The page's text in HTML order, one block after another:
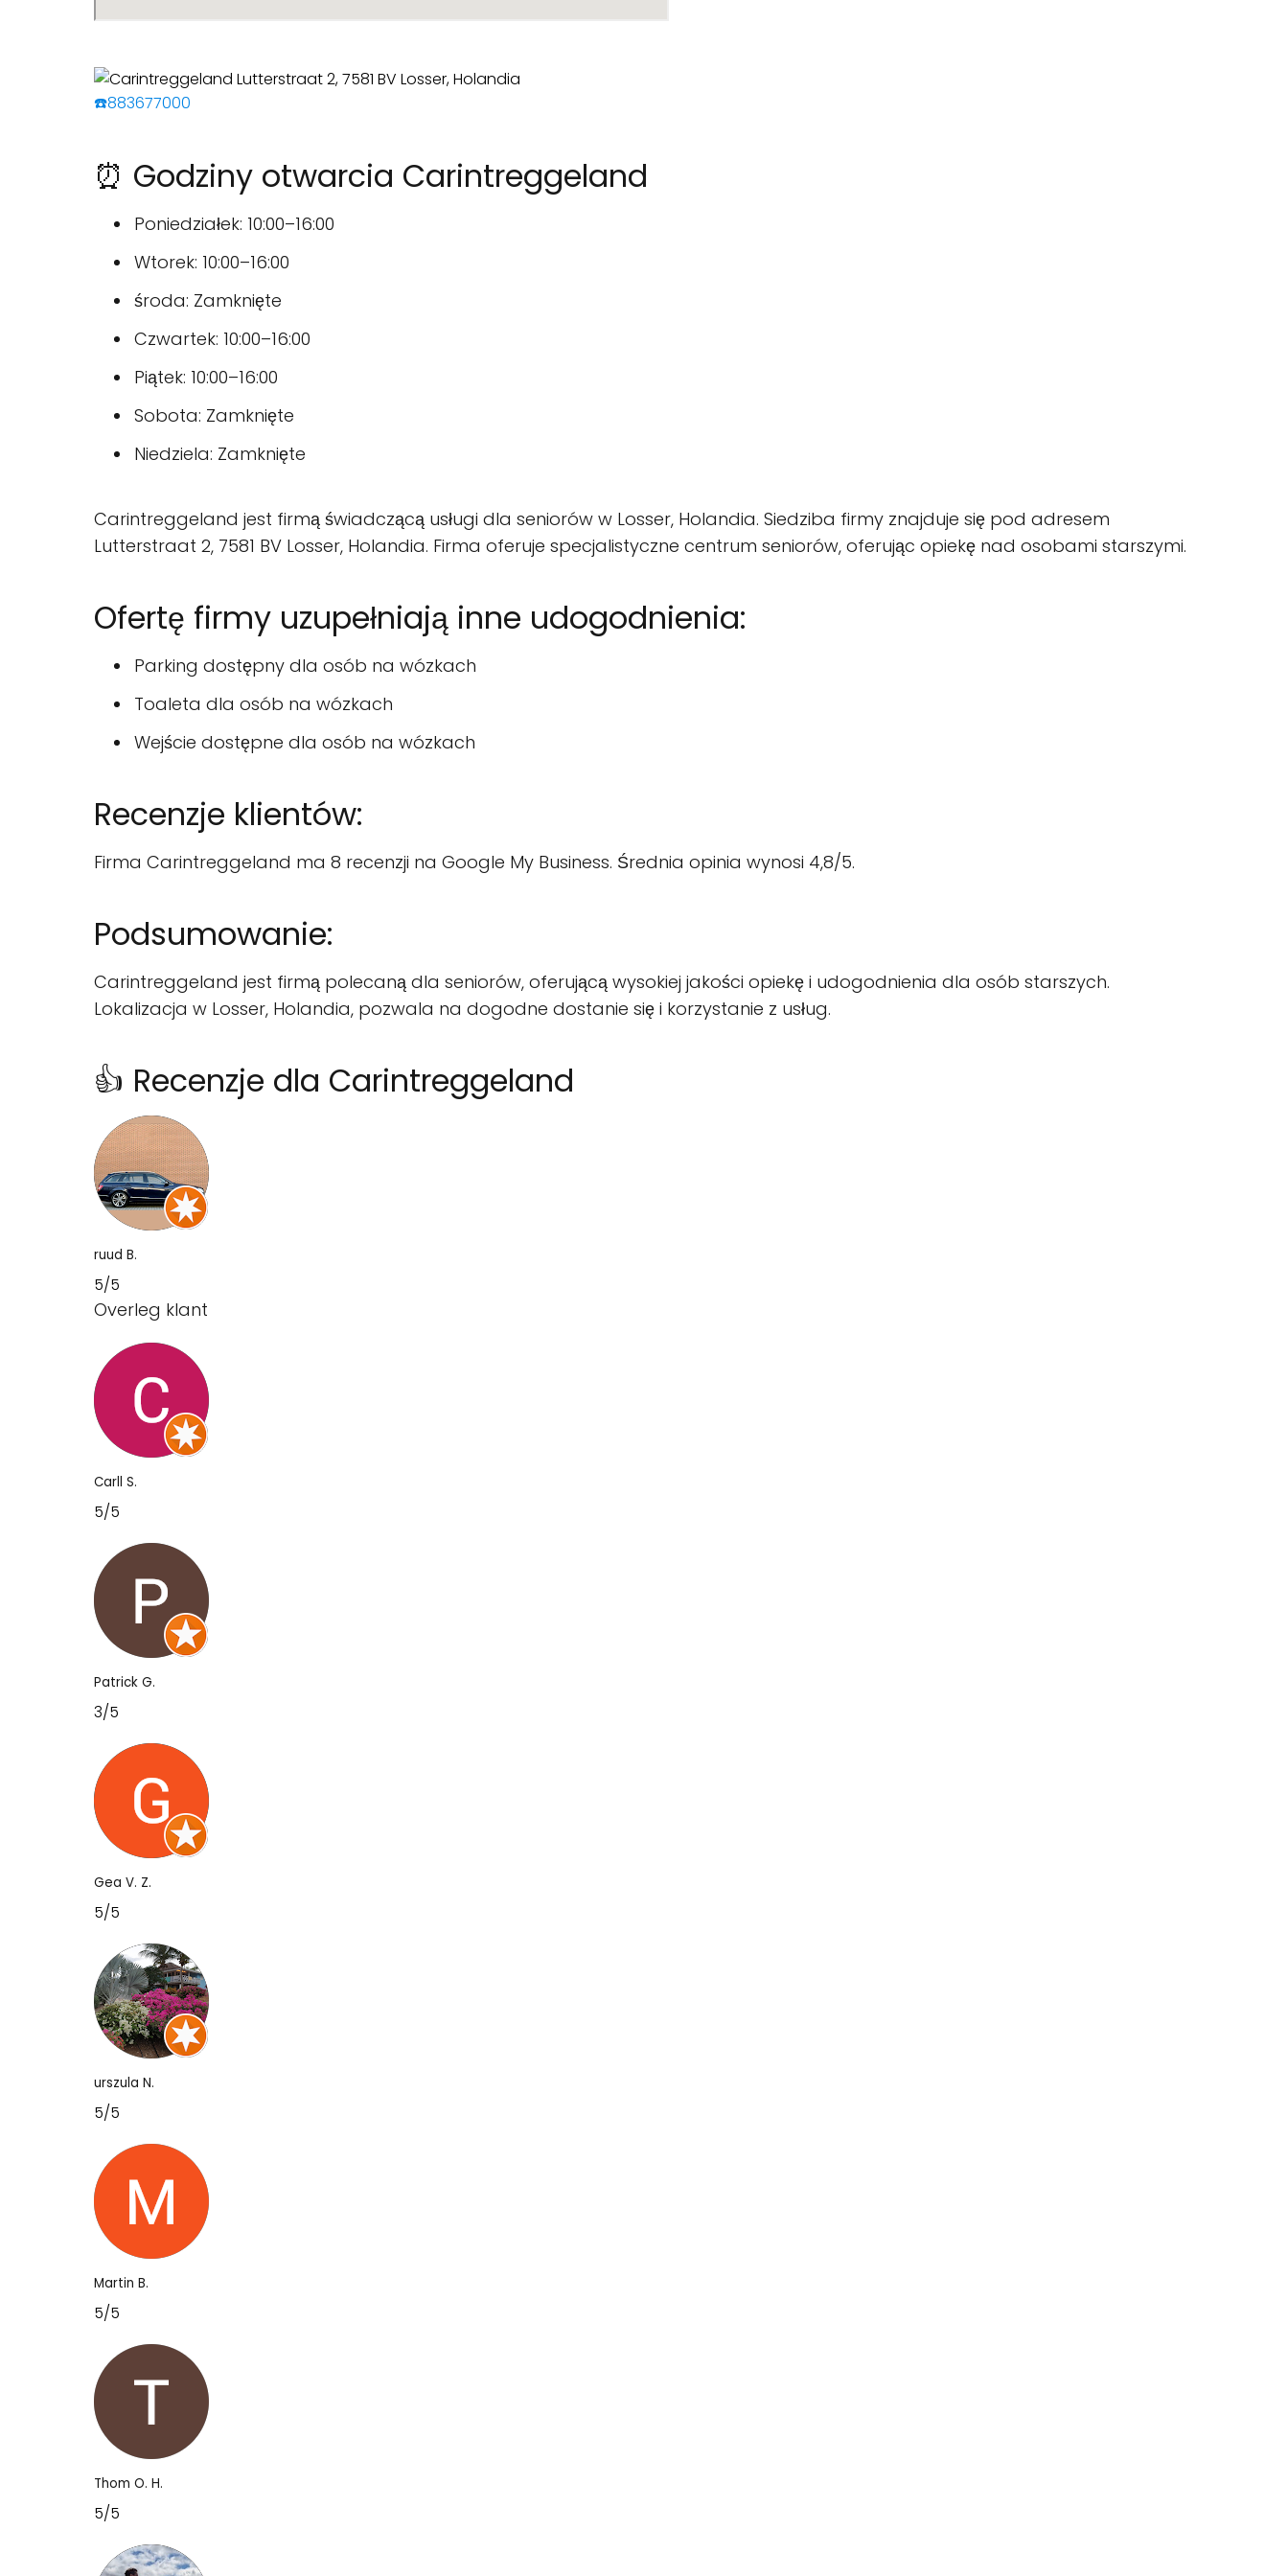
☎️883677000
⏰ Godziny otwarcia Carintreggeland
Poniedziałek: 10:00–16:00
Wtorek: 10:00–16:00
środa: Zamknięte
Czwartek: 10:00–16:00
Piątek: 10:00–16:00
Sobota: Zamknięte
Niedziela: Zamknięte
Carintreggeland jest firmą świadczącą usługi dla seniorów w Losser, Holandia. Siedziba firmy znajduje się pod adresem
Lutterstraat 2, 7581 BV Losser, Holandia. Firma oferuje specjalistyczne centrum seniorów, oferując opiekę nad osobami starszymi.
Ofertę firmy uzupełniają inne udogodnienia:
Parking dostępny dla osób na wózkach
Toaleta dla osób na wózkach
Wejście dostępne dla osób na wózkach
Recenzje klientów:
Firma Carintreggeland ma 8 recenzji na Google My Business. Średnia opinia wynosi 4,8/5.
Podsumowanie:
Carintreggeland jest firmą polecaną dla seniorów, oferującą wysokiej jakości opiekę i udogodnienia dla osób starszych.
Lokalizacja w Losser, Holandia, pozwala na dogodne dostanie się i korzystanie z usług.
👍 Recenzje dla Carintreggeland
ruud B.
5/5
Overleg klant
Carll S.
5/5
Patrick G.
3/5
Gea V. Z.
5/5
urszula N.
5/5
Martin B.
5/5
Thom O. H.
5/5